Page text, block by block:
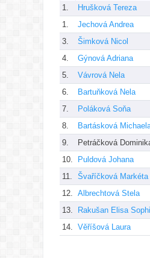
1.
Hrušková Tereza
1.
Jechová Andrea
3.
Šimková Nicol
4.
Gýnová Adriana
5.
Vávrová Nela
6.
Bartuňková Nela
7.
Poláková Soňa
8.
Bartásková
9.
Petráčková
10.
Puldová Johana
11.
Švaříčková Markéta
12.
Albrechtová Stela
13.
Rakušan Elisa
14.
Věříšová Laura